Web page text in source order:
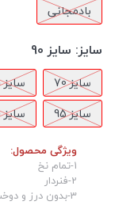
بادمجانی
سایز: سایز 90
سایز 70 سایز 75
سایز 95
سایز 100
ویژگی محصول:
1-تمام نخ
2-فنردار
3-بدون درز و دوخت